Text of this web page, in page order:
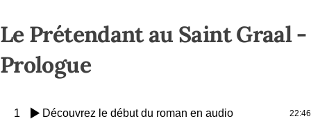
Le Prétendant au Saint Graal -
Prologue
1 Découvrez le début du roman en audio 22:46